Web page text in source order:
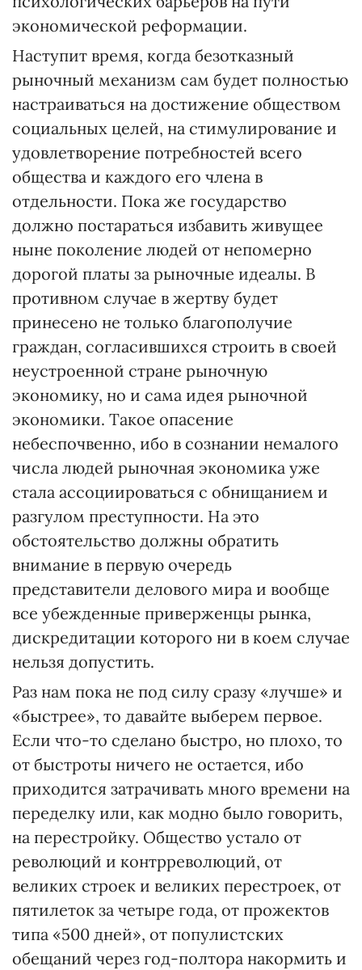
экономической реформации.
Наступит время, когда безотказный
рыночный механизм сам будет полностью
настраиваться на достижение обществом
социальных целей, на стимулирование и
удовлетворение потребностей всего
общества и каждого его члена в
отдельности. Пока же государство
должно постараться избавить живущее
ныне поколение людей от непомерно
дорогой платы за рыночные идеалы. В
противном случае в жертву будет
принесено не только благополучие
граждан, согласившихся строить в своей
неустроенной стране рыночную
экономику, но и сама идея рыночной
экономики. Такое опасение
небеспочвенно, ибо в сознании немалого
числа людей рыночная экономика уже
стала ассоциироваться с обнищанием и
разгулом преступности. На это
обстоятельство должны обратить
внимание в первую очередь
представители делового мира и вообще
все убежденные приверженцы рынка,
дискредитации которого ни в коем случае
нельзя допустить.
Раз нам пока не под силу сразу «лучше» и
«быстрее», то давайте выберем первое.
Если что-то сделано быстро, но плохо, то
от быстроты ничего не остается, ибо
приходится затрачивать много времени на
переделку или, как модно было говорить,
на перестройку. Общество устало от
революций и контрреволюций, от
великих строек и великих перестроек, от
пятилеток за четыре года, от прожектов
типа «500 дней», от популистских
обещаний через год-полтора накормить и